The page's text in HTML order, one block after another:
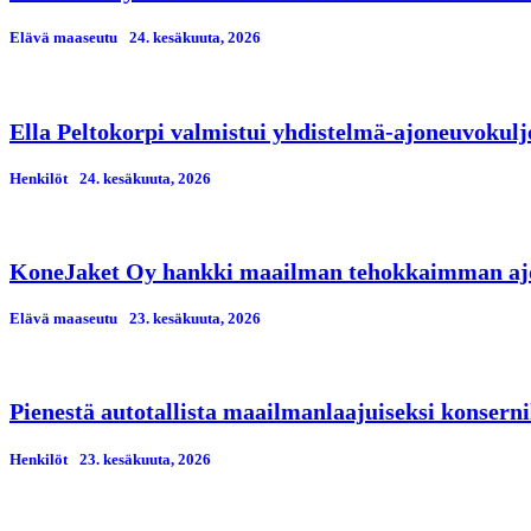
Elävä maaseutu 24. kesäkuuta, 2026
Ella Peltokorpi valmistui yhdistelmä-
Henkilöt 24. kesäkuuta, 2026
KoneJaket Oy hankki maailman tehokkaimman
Elävä maaseutu 23. kesäkuuta, 2026
Pienestä autotallista maailmanlaajuiseksi
Henkilöt 23. kesäkuuta, 2026